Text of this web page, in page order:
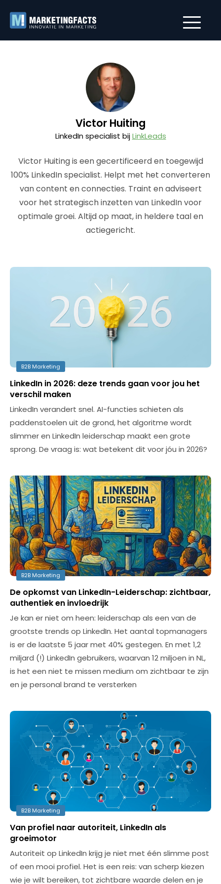
Victor Huiting
LinkedIn specialist bijLinkLeads
Victor Huiting is een gecertificeerd en toegewijd
100% LinkedIn specialist. Helpt met het converteren
van content en connecties. Traint en adviseert
voor het strategisch inzetten van LinkedIn voor
optimale groei. Altijd op maat, in heldere taal en
actiegericht.
B2B Marketing
LinkedIn in 2026: deze trends gaan voor jou het
verschil maken
LinkedIn verandert snel. AI-functies schieten als
paddenstoelen uit de grond, het algoritme wordt
slimmer en LinkedIn leiderschap maakt een grote
sprong. De vraag is: wat betekent dit voor jóu in 2026?
B2B Marketing
De opkomst van LinkedIn-Leiderschap: zichtbaar,
authentiek en invloedrijk
Je kan er niet om heen: leiderschap als een van de
grootste trends op LinkedIn. Het aantal topmanagers
is er de laatste 5 jaar met 40% gestegen. En met 1,2
miljard (!) LinkedIn gebruikers, waarvan 12 miljoen in NL,
is het een niet te missen medium om zichtbaar te zijn
en je personal brand te versterken
B2B Marketing
Van profiel naar autoriteit, LinkedIn als
groeimotor
Autoriteit op LinkedIn krijg je niet met één slimme post
of een mooi profiel. Het is een reis: van scherp kiezen
wie je wilt bereiken, tot zichtbare waarde delen en je